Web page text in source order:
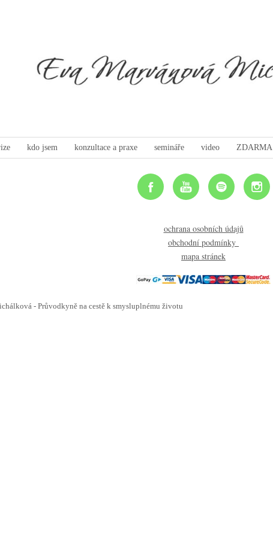
kdo jsem konzultace a praxe semináře video ZDARMA
ochrana osobních údajů
obchodní podmínky
mapa stránek
- Průvodkyně na cestě k smysluplnému životu